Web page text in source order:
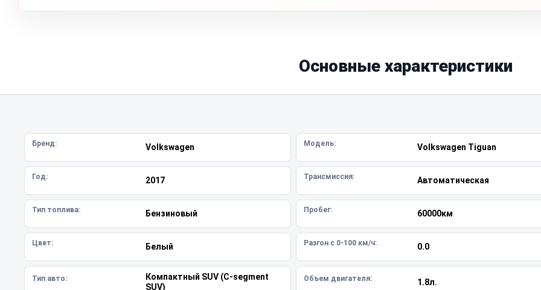
Основные характеристики
Бренд: Volkswagen Модель: Volkswagen Tiguan
Год: 2017 Трансмиссия: Автоматическая
Тип топлива: Бензиновый Пробег: 60000км
Цвет: Белый Разгон с 0-100 км/ч: 0.0
Тип авто:
Компактный SUV (C-segment
SUV)
Объем двигателя: 1.8л.